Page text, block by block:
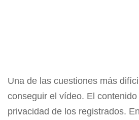
Una de las cuestiones más
conseguir el vídeo. El
privacidad de los registrados.